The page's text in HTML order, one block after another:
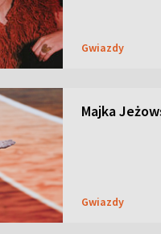
Gwiazdy
Majka
Gwiazdy